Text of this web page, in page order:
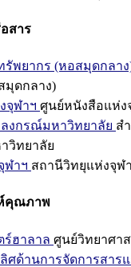
สาร
รัพยากร (หอสมุดกลาง
มุดกลาง)
จุฬาฯ ศูนย์หนังสือแห่ง
งกรณ์มหาวิทยาลัย ส
วิทยาลัย
ฬาฯ สถานีวิทยุแห่งจุฬ
ห์คุณภาพ
ร์ฮาลาล ศูนย์วิทยาศา
ศด้านการจัดการสารแ